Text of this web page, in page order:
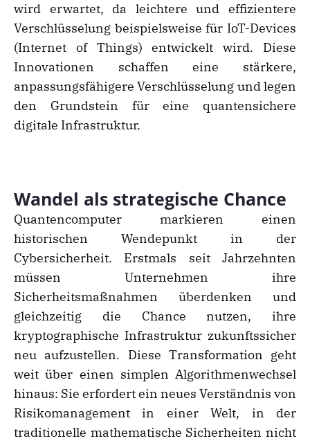
wird erwartet, da leichtere und effizientere
Verschlüsselung beispielsweise für IoT-Devices
(Internet of Things) entwickelt wird. Diese
Innovationen schaffen eine stärkere,
anpassungsfähigere Verschlüsselung und legen
den Grundstein für eine quantensichere
digitale Infrastruktur.
Wandel als strategische Chance
Quantencomputer markieren einen
historischen Wendepunkt in der
Cybersicherheit. Erstmals seit Jahrzehnten
müssen Unternehmen ihre
Sicherheitsmaßnahmen überdenken und
gleichzeitig die Chance nutzen, ihre
kryptographische Infrastruktur zukunftssicher
neu aufzustellen. Diese Transformation geht
weit über einen simplen Algorithmenwechsel
hinaus: Sie erfordert ein neues Verständnis von
Risikomanagement in einer Welt, in der
traditionelle mathematische Sicherheiten nicht